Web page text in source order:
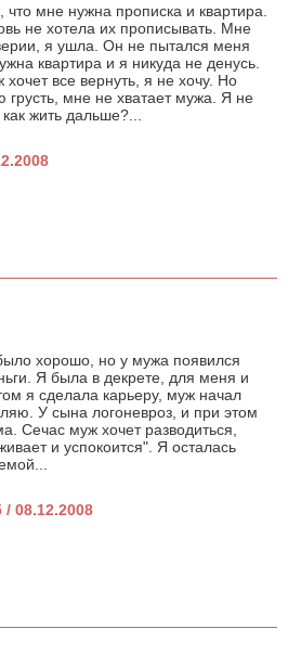
мне нужна прописка и квартира.
не хотела их прописывать. Мне
я ушла. Он не пытался меня
квартира и я никуда не денусь.
все вернуть, я не хочу. Но
грусть, мне не хватает мужа. Я не
жить дальше?...
хорошо, но у мужа появился
Я была в декрете, для меня и
я сделала карьеру, муж начал
У сына логоневроз, и при этом
Сечас муж хочет разводиться,
и успокоится". Я осталась
/ 08.12.2008